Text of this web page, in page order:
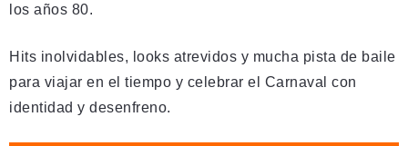
los años 80.
Hits inolvidables, looks atrevidos y mucha pista de baile
para viajar en el tiempo y celebrar el Carnaval con
identidad y desenfreno.